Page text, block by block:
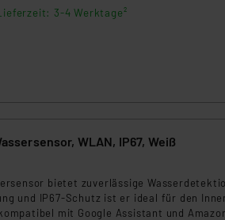
3-4 Werktage²
WLAN, IP67, Weiß
bietet zuverlässige
und IP67-Schutz ist er ideal für den
mit Google Assistant und